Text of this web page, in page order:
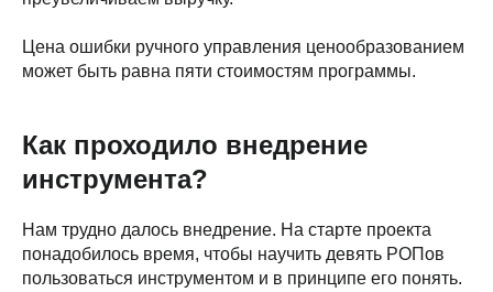
Цена ошибки ручного управления ценообразованием
может быть равна пяти стоимостям программы.
Как проходило внедрение
инструмента?
Нам трудно далось внедрение. На старте проекта
понадобилось время, чтобы научить девять РОПов
пользоваться инструментом и в принципе его понять.